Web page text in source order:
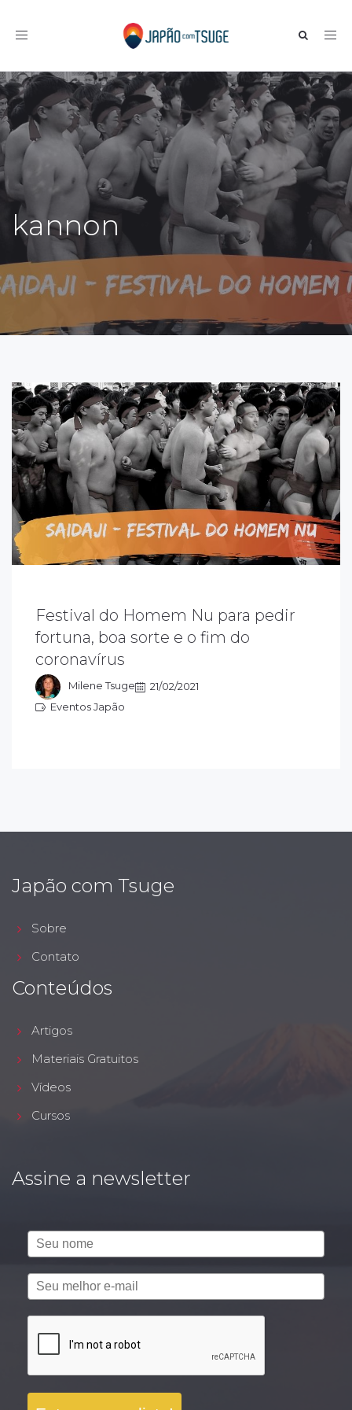
Toggle navigation
kannon
Festival do Homem Nu para pedir
fortuna, boa sorte e o fim do
coronavírus
Milene Tsuge
21/02/2021
Eventos Japão
os anos, milhares de homens quase
vestindo apenas um fundoshi – tanga,
de um ritual para pedir fortuna,
e felicidade. Neste ano, a oração
foi pelo fim do coronavírus.
Japão com Tsuge
Sobre
Contato
Conteúdos
Artigos
Materiais Gratuitos
Vídeos
Cursos
Assine a newsletter